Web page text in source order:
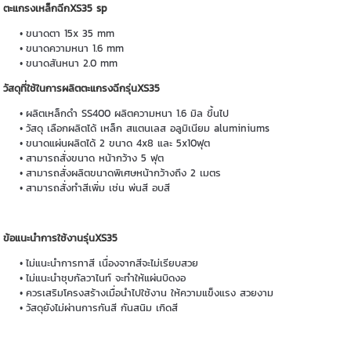
ตะแกรงเหล็กฉีกXS35 sp
ขนาดตา 15x 35 mm
ขนาดความหนา 1.6 mm
ขนาดสันหนา 2.0 mm
วัสดุที่ใช้ในการผลิตตะแกรงฉีกรุ่นXS35
ผลิตเหล็กดำ SS400 ผลิตความหนา 1.6 มิล ขึ้นไป
วัสดุ เลือกผลิตได้ เหล็ก สแตนเลส อลูมิเนียม aluminiums
ขนาดแผ่นผลิตได้ 2 ขนาด 4x8 และ 5x10ฟุต
สามารถสั่งขนาด หน้ากว้าง 5 ฟุต
สามารถสั่งผลิตขนาดพิเศษหน้ากว้างถึง 2 เมตร
สามารถสั่งทำสีเพิ่ม เช่น พ่นสี อบสี
ข้อแนะนำการใช้งานรุ่นXS35
ไม่แนะนำการทาสี เนื่องจากสีจะไม่เรียบสวย
ไม่แนะนำชุบกัลวาไนท์ จะทำให้แผ่นบิดงอ
ควรเสริมโครงสร้างเมื่อนำไปใช้งาน ให้ความแข็งแรง สวยงาม
วัสดุยังไม่ผ่านการกันสี กันสนิม เกิดสี